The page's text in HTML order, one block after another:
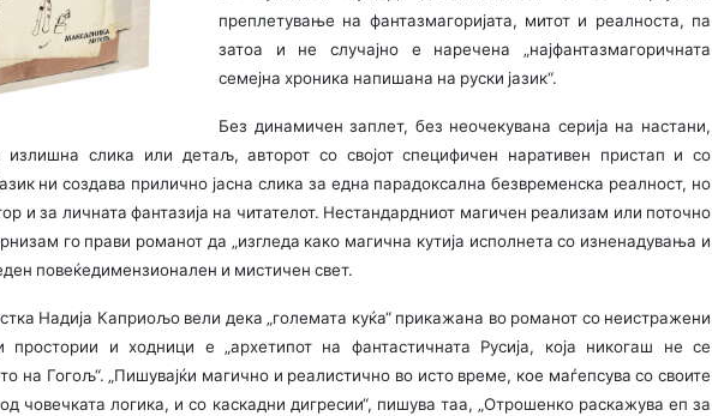
преплетување на фантазмагоријата, митот и реалноста, па
затоа и не случајно е наречена „најфантазмагоричната
семејна хроника напишана на руски јазик“.
Без динамичен заплет, без неочекувана серија на настани,
слика или детаљ, авторот со својот специфичен наративен пристап и со
ни создава прилично јасна слика за една парадоксална безвременска реалност, но
и за личната фантазија на читателот. Нестандардниот магичен реализам или поточно
го прави романот да „изгледа како магична кутија исполнета со изненадувања и
повеќедимензионален и мистичен свет.
Надија Каприољо вели дека „големата куќа“ прикажана во романот со неистражени
простории и ходници е „архетипот на фантастичната Русија, која никогаш не се
на Гогољ“. „Пишувајќи магично и реалистично во исто време, кое маѓепсува со своите
човечката логика, и со каскадни дигресии“, пишува таа, „Отрошенко раскажува еп за